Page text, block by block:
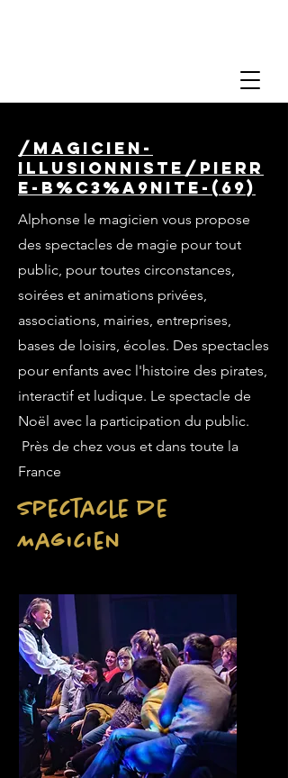
/magicien-
illusionniste/pierr
e-b%C3%A9nite-(69)
Alphonse le magicien vous propose
des spectacles de magie pour tout
public, pour toutes circonstances,
soirées et animations privées,
associations, mairies, entreprises,
bases de loisirs, écoles. Des spectacles
pour enfants avec l'histoire des pirates,
interactif et ludique. Le spectacle de
Noël avec la participation du public.
Près de chez vous et dans toute la
France
Spectacle de
Magicien